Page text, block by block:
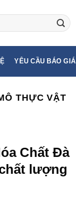
YÊU CẦU BÁO GIÁ
THỰC VẬT
Chất Đà
lượng